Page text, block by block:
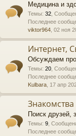
Медицина и
Темы: 32
Последнее
viktor964 , 02 ноя
Интернет,
Обсуждаем
Темы: 20
Последнее
Kulbara , 17 апр
Знакомства
Поиск друзей,
Темы: 9
Последнее